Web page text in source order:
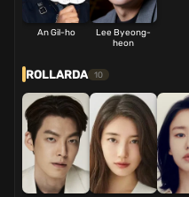
An Gil-ho
Lee Byeong-
heon
ROLLARDA 10